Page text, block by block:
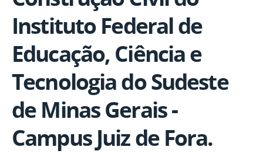
Instituto Federal de
Educação, Ciência e
Tecnologia do Sudeste
de Minas Gerais -
Campus Juiz de Fora.